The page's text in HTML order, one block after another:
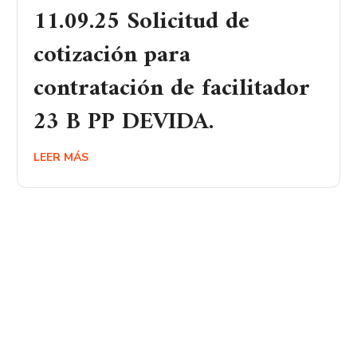
11.09.25 Solicitud de
cotización para
contratación de facilitador
23 B PP DEVIDA.
LEER MÁS